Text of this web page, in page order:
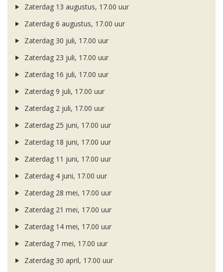
Zaterdag 13 augustus, 17.00 uur
Zaterdag 6 augustus, 17.00 uur
Zaterdag 30 juli, 17.00 uur
Zaterdag 23 juli, 17.00 uur
Zaterdag 16 juli, 17.00 uur
Zaterdag 9 juli, 17.00 uur
Zaterdag 2 juli, 17.00 uur
Zaterdag 25 juni, 17.00 uur
Zaterdag 18 juni, 17.00 uur
Zaterdag 11 juni, 17.00 uur
Zaterdag 4 juni, 17.00 uur
Zaterdag 28 mei, 17.00 uur
Zaterdag 21 mei, 17.00 uur
Zaterdag 14 mei, 17.00 uur
Zaterdag 7 mei, 17.00 uur
Zaterdag 30 april, 17.00 uur